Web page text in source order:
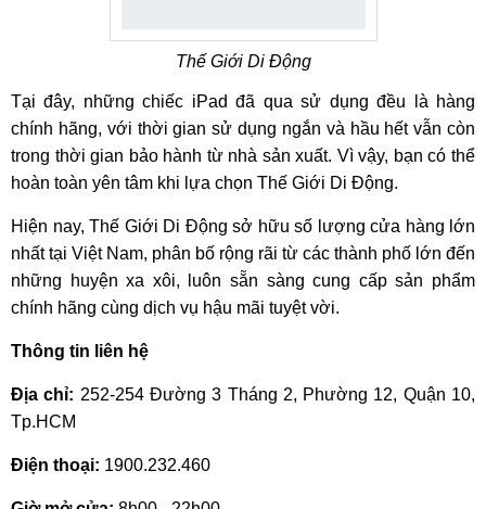
Thế Giới Di Động
Tại đây, những chiếc iPad đã qua sử dụng đều là hàng
chính hãng, với thời gian sử dụng ngắn và hầu hết vẫn còn
trong thời gian bảo hành từ nhà sản xuất. Vì vậy, bạn có thể
hoàn toàn yên tâm khi lựa chọn Thế Giới Di Động.
Hiện nay, Thế Giới Di Động sở hữu số lượng cửa hàng lớn
nhất tại Việt Nam, phân bố rộng rãi từ các thành phố lớn đến
những huyện xa xôi, luôn sẵn sàng cung cấp sản phẩm
chính hãng cùng dịch vụ hậu mãi tuyệt vời.
Thông tin liên hệ
Địa chỉ: 252-254 Đường 3 Tháng 2, Phường 12, Quận 10,
Tp.HCM
Điện thoại: 1900.232.460